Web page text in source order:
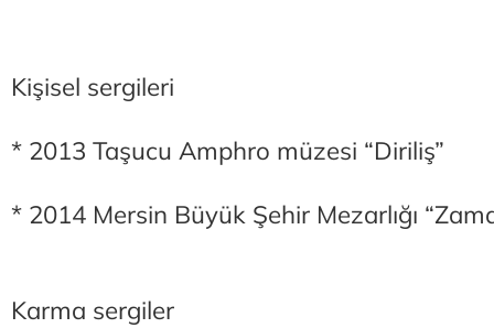
Kişisel sergileri
* 2013 Taşucu Amphro müzesi “Diriliş”
* 2014 Mersin Büyük Şehir Mezarlığı
Karma sergiler